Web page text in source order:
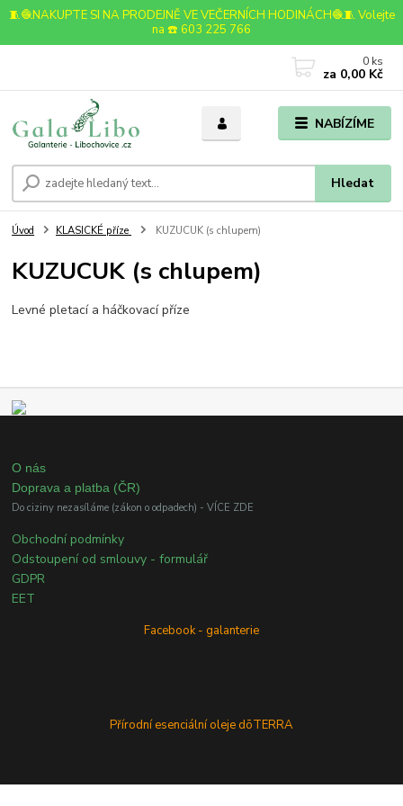
🧵🧶NAKUPTE SI NA PRODEJNĚ VE VEČERNÍCH HODINÁCH🧶🧵 Volejte
na ☎️ 603 225 766
NABÍZÍME
Hledat
0 ks
za 0,00 Kč
Úvod KLASICKÉ příze KUZUCUK (s chlupem)
KUZUCUK (s chlupem)
Levné pletací a háčkovací příze
O nás
Doprava a platba (ČR)
Do ciziny nezasíláme (zákon o odpadech) - VÍCE ZDE
Obchodní podmínky
Odstoupení od smlouvy - formulář
GDPR
EET
Facebook - galanterie
Přírodní esenciální oleje dōTERRA